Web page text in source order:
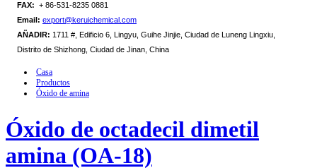
FAX: + 86-531-8235 0881
Email: export@keruichemical.com
AÑADIR: 1711 #, Edificio 6, Lingyu, Guihe Jinjie, Ciudad de Luneng Lingxiu,
Distrito de Shizhong, Ciudad de Jinan, China
Casa
Productos
Óxido de amina
Óxido de octadecil dimetil
amina (OA-18)